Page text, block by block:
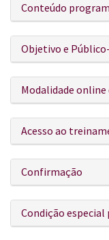
Conteúdo
Objetivo e
Modalidade online
Acesso ao
Confirmação
Condição